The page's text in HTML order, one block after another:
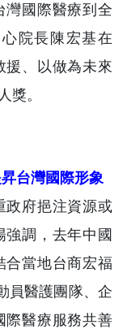
灣國際醫療到全
院長陳宏基在
援、以做為未來
獎。
台灣國際形象
府挹注資源或
調，去年中國
合當地台商宏福
員醫護團隊、企
際醫療服務共善